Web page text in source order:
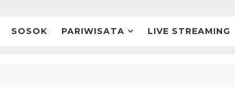
SOSOK PARIWISATA LIVE STREAMING